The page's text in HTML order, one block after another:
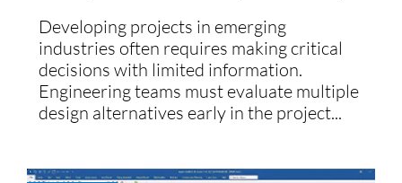
Developing projects in emerging
industries often requires making critical
decisions with limited information.
Engineering teams must evaluate multiple
design alternatives early in the project...